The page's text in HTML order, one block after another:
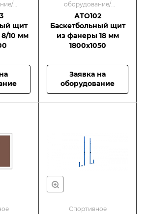
для
щит
8/10 мм
оборудование/
Оборудование для
спортивных площадок
АТО102
Баскетбольный щит
из фанеры 18 мм
1800х1050
Заявка на
оборудование
Спортивное